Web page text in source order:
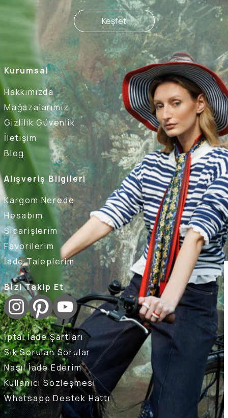
Kurumsal
Hakkımızda
Mağazalarımız
Gizlilik Güvenlik
İletişim
Blog
Alışveriş Bilgileri
Kargom Nerede
Hesabım
Siparişlerim
Favorilerim
İade Taleplerim
Bizi Takip Et
İptal İade Şartları
Sık Sorulan Sorular
Nasıl İade Ederim
Kullanıcı Sözleşmesi
Whatsapp Destek Hattı
Keşfet